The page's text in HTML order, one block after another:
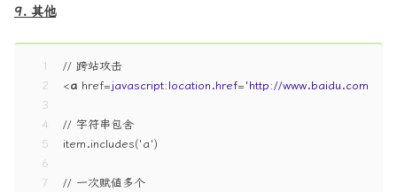
9. 其他
1
2
3
4
5
6
7
// 跨站攻击
<a href=javascript:location.href='http://
// 字符串包含
item.includes('a')
// 一次赋值多个